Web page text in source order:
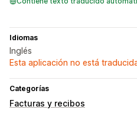
Idiomas
Inglés
Esta aplicación no está
Categorías
Facturas y recibos